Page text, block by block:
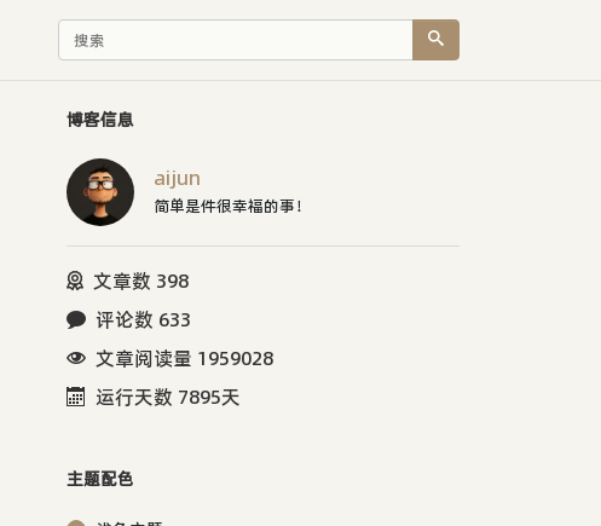
博客信息
aijun
简单是件很幸福的事！
文章数 398
评论数 633
文章阅读量 1959028
运行天数 7895天
主题配色